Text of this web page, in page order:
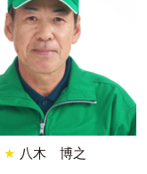
★ 八木 博之